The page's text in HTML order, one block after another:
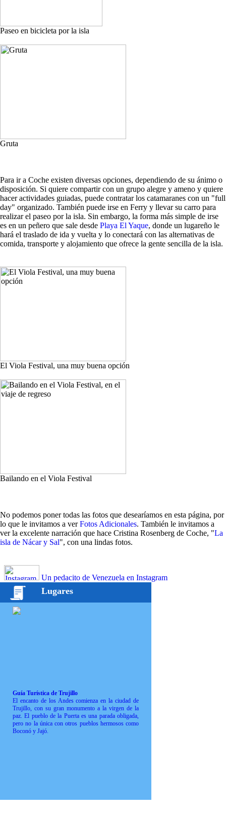
Paseo en bicicleta por la isla
Gruta
Para ir a Coche existen diversas opciones, dependiendo de su ánimo o
disposición. Si quiere compartir con un grupo alegre y ameno y quiere
hacer actividades guiadas, puede contratar los catamaranes con un "full
day" organizado. También puede irse en Ferry y llevar su carro para
realizar el paseo por la isla. Sin embargo, la forma más simple de irse
es en un peñero que sale desde Playa El Yaque, donde un lugareño le
hará el traslado de ida y vuelta y lo conectará con las alternativas de
comida, transporte y alojamiento que ofrece la gente sencilla de la isla.
El Viola Festival, una muy buena opción
Bailando en el Viola Festival
No podemos poner todas las fotos que desearíamos en esta página, por
lo que le invitamos a verFotos Adicionales. También le invitamos a
ver la excelente narración que hace Cristina Rosenberg de Coche, "La
isla de Nácar y Sal", con una lindas fotos.
Un pedacito de Venezuela en Instagram
Lugares
Guía Turística de Trujillo
El encanto de los Andes comienza en la ciudad de
Trujillo, con su gran monumento a la virgen de la
paz. El pueblo de la Puerta es una parada obligada,
pero no la única con otros pueblos hermosos como
Boconó y Jajó.